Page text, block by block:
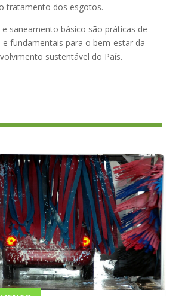
tratamento dos esgotos.
saneamento básico são práticas de
fundamentais para o bem-estar da
sustentável do País.